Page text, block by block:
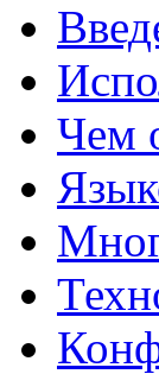
Чем